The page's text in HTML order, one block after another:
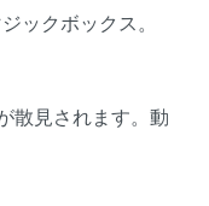
ックボックス。
散見されます。動